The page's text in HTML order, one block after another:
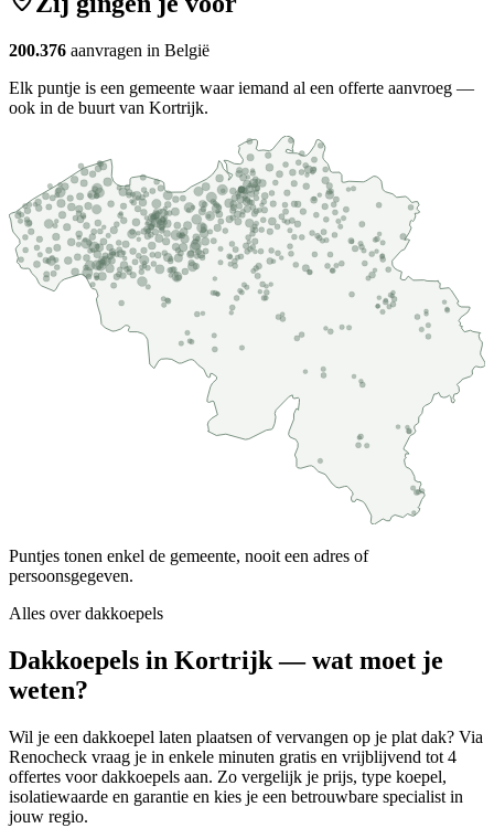
200.376 aanvragen in België
Elk puntje is een gemeente waar iemand al een offerte aanvroeg —
ook in de buurt van Kortrijk.
Puntjes tonen enkel de gemeente, nooit een adres of
persoonsgegeven.
Alles overdakkoepels
Dakkoepels in Kortrijk — wat moet je
weten?
Wil je een dakkoepel laten plaatsen of vervangen op je plat dak? Via
Renocheck vraag je in enkele minuten gratis en vrijblijvend tot 4
offertes voor dakkoepels aan. Zo vergelijk je prijs, type koepel,
isolatiewaarde en garantie en kies je een betrouwbare specialist in
jouw regio.